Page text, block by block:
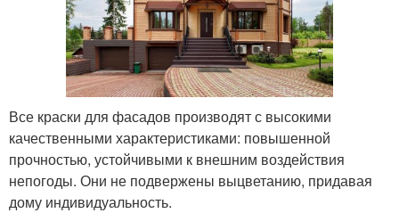
Все краски для фасадов производят с высокими
качественными характеристиками: повышенной
прочностью, устойчивыми к внешним воздействия
непогоды. Они не подвержены выцветанию, придавая
дому индивидуальность.